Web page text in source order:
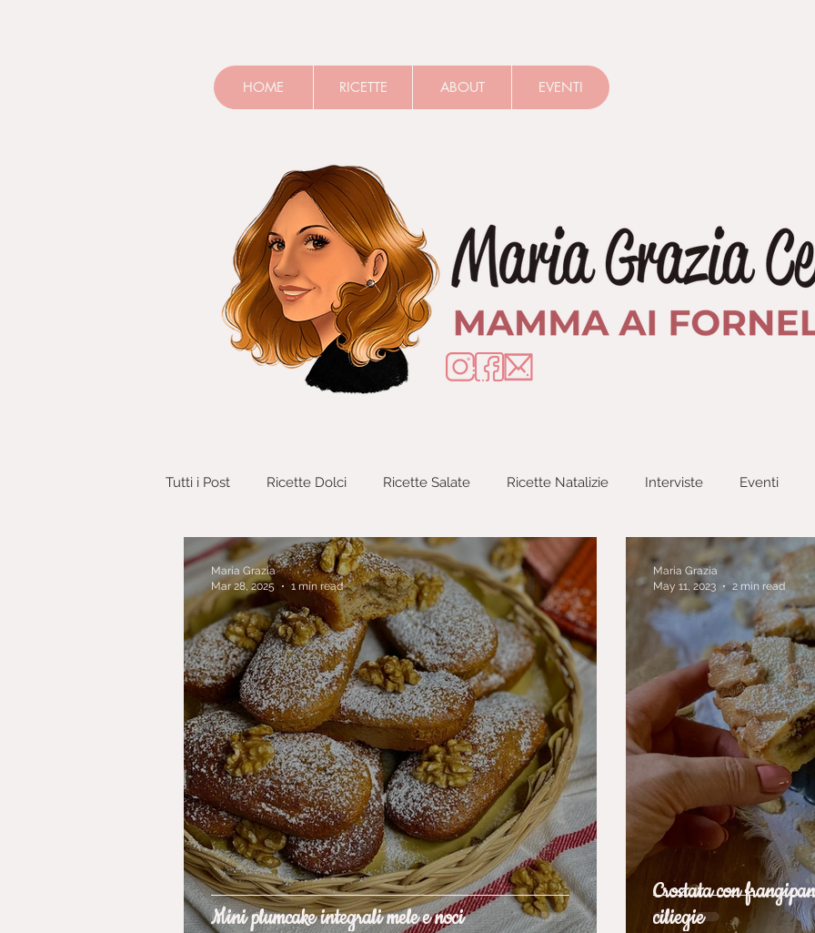
HOME RICETTE ABOUT EVENTI
Tutti i Post Ricette Dolci Ricette Salate Ricette Natalizie Interviste Eventi
Pane e Lievitati Pizze e Focacce Primi Piatti Ricette Pasquali
Mini plumcake integrali mele e noci
Maria Grazia
Mar 28, 2025
1 min read
Crostata con
ciliegie
Maria Grazia
May 11, 2023
2 min read